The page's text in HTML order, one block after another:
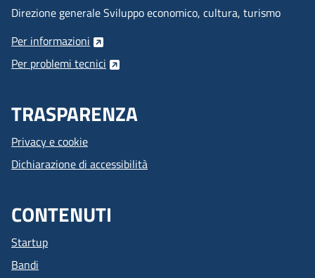
Direzione generale Sviluppo economico, cultura, turismo
Per informazioni
Per problemi tecnici
TRASPARENZA
Privacy e cookie
Dichiarazione di accessibilità
CONTENUTI
Startup
Bandi